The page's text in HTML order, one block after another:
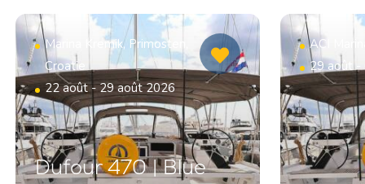
Marina Kremik, Primosten,
Croatie
22 août - 29 août 2026
Dufour 470 | Blue
ACI
29 août -